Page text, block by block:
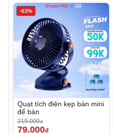
-63%
Quạt tích điện kẹp bàn mini
để bàn
219.000đ
79.000đ